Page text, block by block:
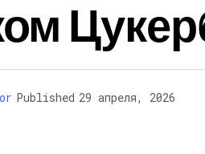
Published 29 апреля, 2026